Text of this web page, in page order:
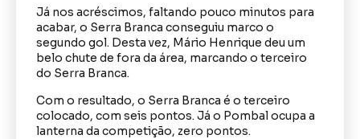
Já nos acréscimos, faltando pouco minutos para
acabar, o Serra Branca conseguiu marco o
segundo gol. Desta vez, Mário Henrique deu um
belo chute de fora da área, marcando o terceiro
do Serra Branca.
Com o resultado, o Serra Branca é o terceiro
colocado, com seis pontos. Já o Pombal ocupa a
lanterna da competição, zero pontos.